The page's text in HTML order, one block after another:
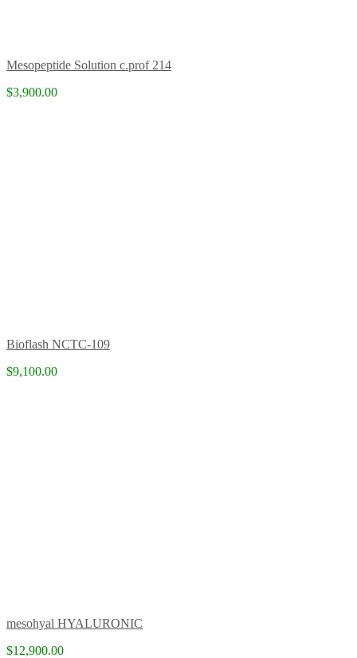
Mesopeptide Solution c.prof 214
$3,900.00
Bioflash NCTC-109
$9,100.00
mesohyal HYALURONIC
$12,900.00